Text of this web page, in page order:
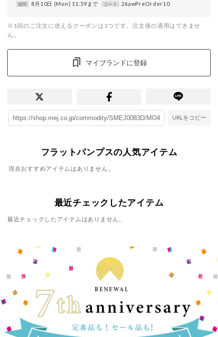
期間 8月10日 (Mon) 11:59まで コード 26awPreOrder10
※1回のご注文に使えるクーポンは1つです。注文後の適用はできませ
ん。
マイブランドに登録
URLをコピー
フラットパンプスの人気アイテム
現在おすすめアイテムはありません。
最近チェックしたアイテム
最近チェックしたアイテムはありません。